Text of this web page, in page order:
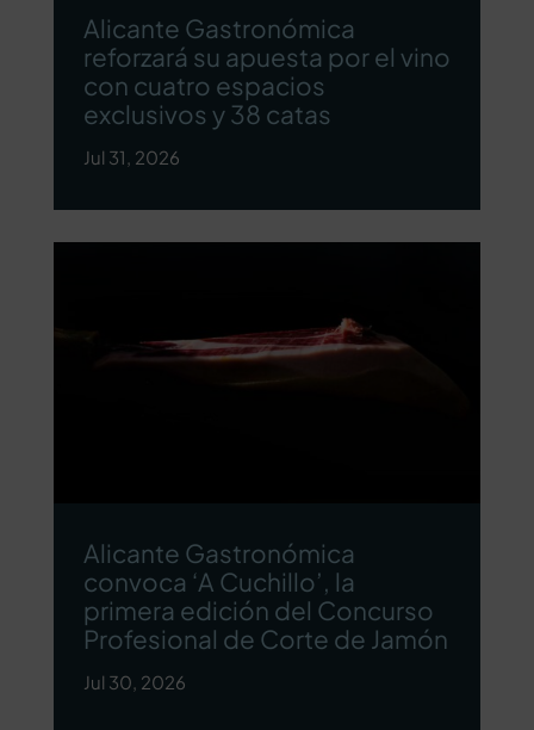
Alicante Gastronómica
reforzará su apuesta por el vino
con cuatro espacios
exclusivos y 38 catas
Jul 31, 2026
Alicante Gastronómica
convoca ‘A Cuchillo’, la
primera edición del Concurso
Profesional de Corte de Jamón
Jul 30, 2026